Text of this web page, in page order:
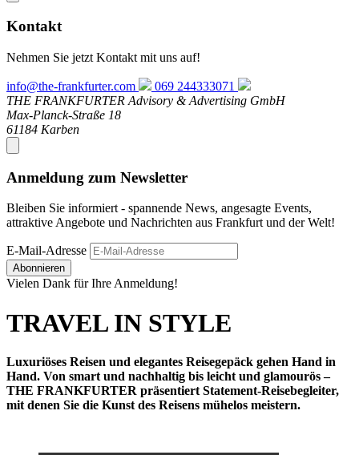
Kontakt
Nehmen Sie jetzt Kontakt mit uns auf!
info@the-frankfurter.com
069 244333071
THE FRANKFURTER Advisory & Advertising GmbH
Max-Planck-Straße 18
61184 Karben
Anmeldung zum Newsletter
Bleiben Sie informiert - spannende News, angesagte Events,
attraktive Angebote und Nachrichten aus Frankfurt und der Welt!
E-Mail-Adresse
Abonnieren
Vielen Dank für Ihre Anmeldung!
TRAVEL IN STYLE
Luxuriöses Reisen und elegantes Reisegepäck gehen Hand in
Hand. Von smart und nachhaltig bis leicht und glamourös –
THE FRANKFURTER präsentiert Statement-Reisebegleiter,
mit denen Sie die Kunst des Reisens mühelos meistern.